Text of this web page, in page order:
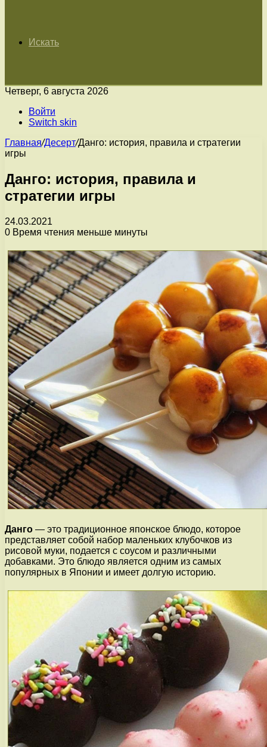
Искать
Четверг, 6 августа 2026
Войти
Switch skin
Главная/Десерт/Данго: история, правила и стратегии
игры
Данго: история, правила и
стратегии игры
24.03.2021
0 Время чтения меньше минуты
Данго — это традиционное японское блюдо, которое
представляет собой набор маленьких клубочков из
рисовой муки, подается с соусом и различными
добавками. Это блюдо является одним из самых
популярных в Японии и имеет долгую историю.